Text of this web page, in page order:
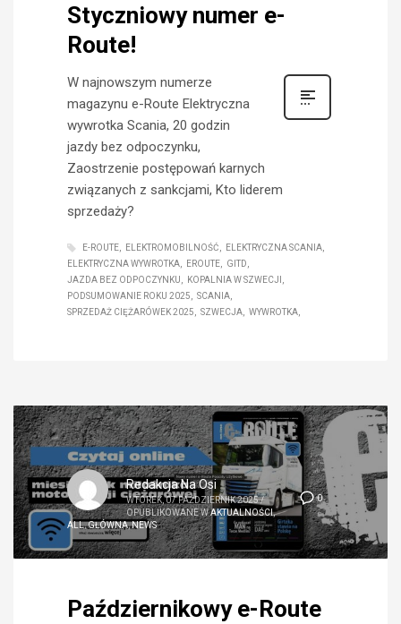
Styczniowy numer e-
Route!
W najnowszym numerze
magazynu e-Route Elektryczna
wywrotka Scania, 20 godzin
jazdy bez odpoczynku,
Zaostrzenie postępowań karnych
związanych z sankcjami, Kto liderem
sprzedaży?
E-ROUTE ELEKTROMOBILNOŚĆ
ELEKTRYCZNA SCANIA
ELEKTRYCZNA WYWROTKA
EROUTE
GITD
JAZDA BEZ ODPOCZYNKU
KOPALNIA W SZWECJI
PODSUMOWANIE ROKU 2025
SCANIA
SPRZEDAŻ CIĘŻARÓWEK 2025
SZWECJA WYWROTKA
0
Redakcja Na Osi
WTOREK, 07 PAŹDZIERNIK 2025/
OPUBLIKOWANE WAKTUALNOŚCI,
ALL,GŁÓWNA,NEWS
Październikowy e-Route